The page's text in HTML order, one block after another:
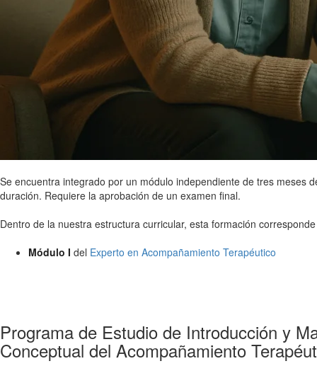
Se encuentra integrado por un módulo independiente de tres meses
duración. Requiere la aprobación de un examen final.
Dentro de la nuestra estructura curricular, esta formación
Módulo I del Experto en Acompañamiento Terapéutico
Programa de Estudio de Introducción y
Conceptual del Acompañamiento